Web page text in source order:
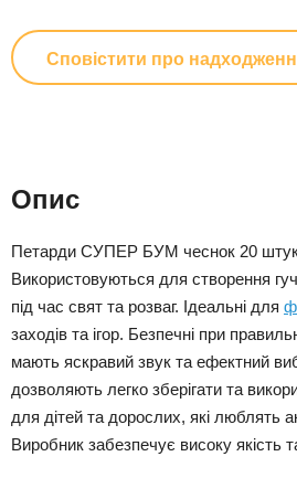
Сповістити про
Опис
Петарди СУПЕР БУМ чеснок 20 штук
Використовуються для створення
під час свят та розваг. Ідеальні для
заходів та ігор. Безпечні при
мають яскравий звук та ефектний
дозволяють легко зберігати та
для дітей та дорослих, які люблять
Виробник забезпечує високу якість